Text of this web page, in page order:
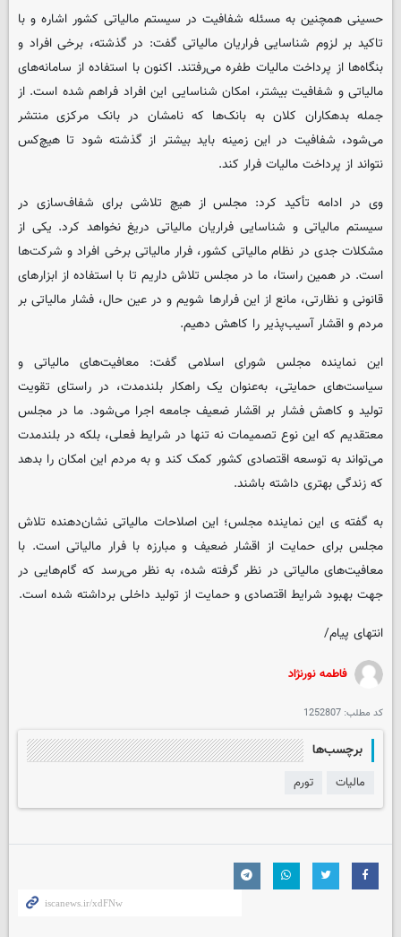
حسینی همچنین به مسئله شفافیت در سیستم مالیاتی کشور اشاره و با
تاکید بر لزوم شناسایی فراریان مالیاتی گفت: در گذشته، برخی افراد و
بنگاه‌ها از پرداخت مالیات طفره می‌رفتند. اکنون با استفاده از سامانه‌های
مالیاتی و شفافیت بیشتر، امکان شناسایی این افراد فراهم شده است. از
جمله بدهکاران کلان به بانک‌ها که نامشان در بانک مرکزی منتشر
می‌شود، شفافیت در این زمینه باید بیشتر از گذشته شود تا هیچ‌کس
نتواند از پرداخت مالیات فرار کند.
وی در ادامه تأکید کرد: مجلس از هیچ تلاشی برای شفاف‌سازی در
سیستم مالیاتی و شناسایی فراریان مالیاتی دریغ نخواهد کرد. یکی از
مشکلات جدی در نظام مالیاتی کشور، فرار مالیاتی برخی افراد و شرکت‌ها
است. در همین راستا، ما در مجلس تلاش داریم تا با استفاده از ابزارهای
قانونی و نظارتی، مانع از این فرارها شویم و در عین حال، فشار مالیاتی بر
مردم و اقشار آسیب‌پذیر را کاهش دهیم.
این نماینده مجلس شورای اسلامی گفت: معافیت‌های مالیاتی و
سیاست‌های حمایتی، به‌عنوان یک راهکار بلندمدت، در راستای تقویت
تولید و کاهش فشار بر اقشار ضعیف جامعه اجرا می‌شود. ما در مجلس
معتقدیم که این نوع تصمیمات نه تنها در شرایط فعلی، بلکه در بلندمدت
می‌تواند به توسعه اقتصادی کشور کمک کند و به مردم این امکان را بدهد
که زندگی بهتری داشته باشند.
به گفته ی این نماینده مجلس؛ این اصلاحات مالیاتی نشان‌دهنده تلاش
مجلس برای حمایت از اقشار ضعیف و مبارزه با فرار مالیاتی است. با
معافیت‌های مالیاتی در نظر گرفته شده، به نظر می‌رسد که گام‌هایی در
جهت بهبود شرایط اقتصادی و حمایت از تولید داخلی برداشته شده است.
انتهای پیام/
فاطمه نورنژاد
کد مطلب: 1252807
برچسب‌ها
مالیات تورم